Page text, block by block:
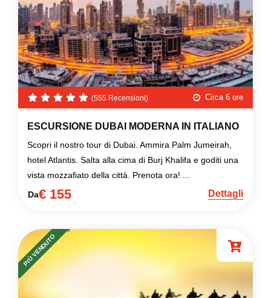
(555 Recensioni) Circa 6 ore
ESCURSIONE DUBAI MODERNA IN ITALIANO
Scopri il nostro tour di Dubai. Ammira Palm Jumeirah,
hotel Atlantis. Salta alla cima di Burj Khalifa e goditi una
vista mozzafiato della città. Prenota ora! ...
Da€ 155 Dettagli
PIÙ VENDUTO